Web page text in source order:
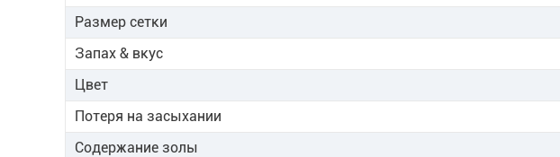
Размер сетки
Запах & вкус
Цвет
Потеря на засыхании
Содержание золы